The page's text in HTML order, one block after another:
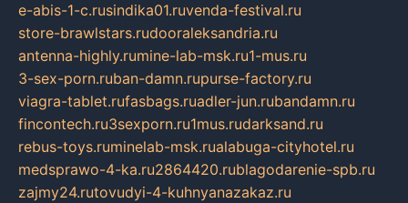
e-abis-1-c.rusindika01.ruvenda-festival.ru
store-brawlstars.rudooraleksandria.ru
antenna-highly.rumine-lab-msk.ru1-mus.ru
3-sex-porn.ruban-damn.rupurse-factory.ru
viagra-tablet.rufasbags.ruadler-jun.rubandamn.ru
fincontech.ru3sexporn.ru1mus.rudarksand.ru
rebus-toys.ruminelab-msk.rualabuga-cityhotel.ru
medsprawo-4-ka.ru2864420.rublagodarenie-spb.ru
zajmy24.rutovudyi-4-kuhnyanazakaz.ru